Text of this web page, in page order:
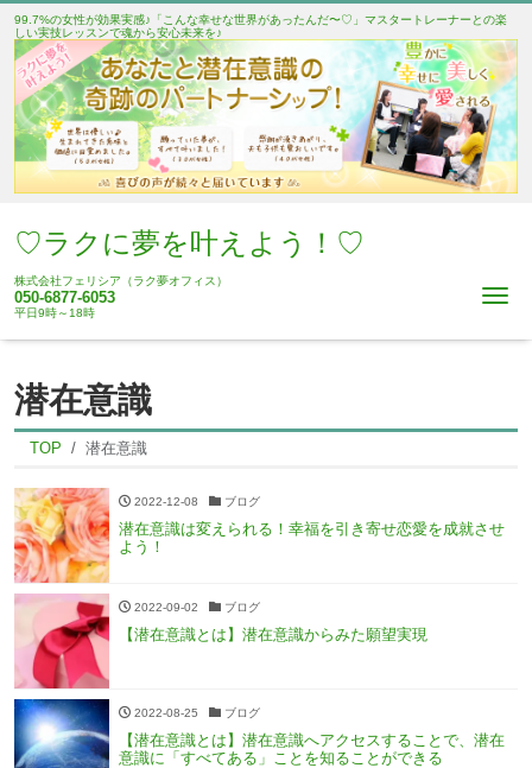
99.7%の女性が効果実感♪「こんな幸せな世界があったんだ〜♡」マスタートレーナーとの楽
しい実技レッスンで魂から安心未来を♪
♡ラクに夢を叶えよう！♡
株式会社フェリシア（ラク夢オフィス）
050-6877-6053
平日9時～18時
潜在意識
TOP 潜在意識
2022-12-08 ブログ
潜在意識は変えられる！幸福を引き寄せ恋愛を成就させ
よう！
2022-09-02 ブログ
【潜在意識とは】潜在意識からみた願望実現
2022-08-25 ブログ
【潜在意識とは】潜在意識へアクセスすることで、潜在
意識に「すべてある」ことを知ることができる